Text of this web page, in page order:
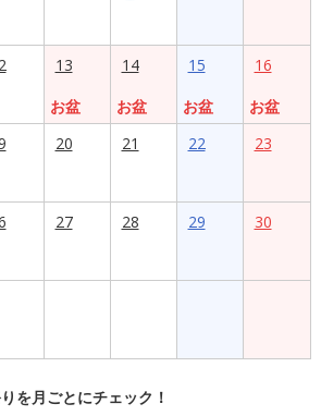
13
お盆
14
お盆
15
お盆
16
お盆
20 21 22 23
27 28 29 30
を月ごとにチェック！